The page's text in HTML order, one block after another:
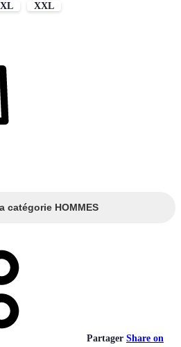
XL
XXL
catégorie HOMMES
Partager Share on